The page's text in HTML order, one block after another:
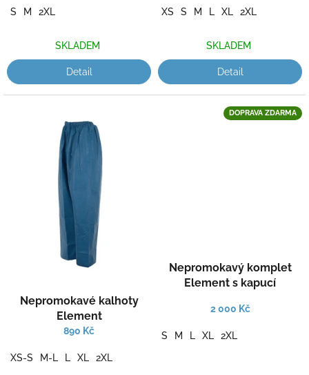
ůS M 2XL
SKLADEM
Detail
XS S M L XL 2XL
SKLADEM
Detail
Nepromokavé kalhoty
Element
890 Kč
XS-S M-L L XL 2XL
DOPRAVA ZDARMA
Nepromokavý komplet
Element s kapucí
2 000 Kč
S M L XL 2XL